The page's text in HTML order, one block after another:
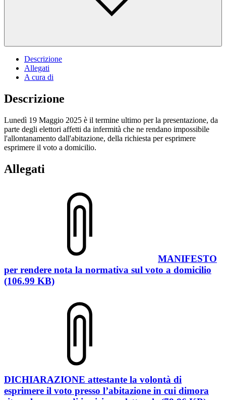
Descrizione
Allegati
A cura di
Descrizione
Lunedì 19 Maggio 2025 è il termine ultimo per la presentazione, da
parte degli elettori affetti da infermità che ne rendano impossibile
l'allontanamento dall'abitazione, della richiesta per esprimere
esprimere il voto a domicilio.
Allegati
MANIFESTO
per rendere nota la normativa sul voto a domicilio
(106.99 KB)
DICHIARAZIONE attestante la volontà di
esprimere il voto presso l’abitazione in cui dimora